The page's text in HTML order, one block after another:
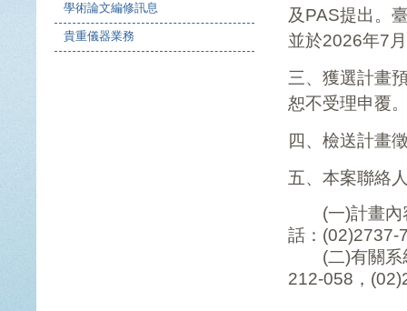
及PAS提出。
並於2026年7
三、獲選計畫
恕不受理申覆
四、檢送計畫
五、本案聯絡
(一)計畫內容
話：(02)2737-
(二)有關系統
212-058，
學術論文編修訊息
貴重儀器業務